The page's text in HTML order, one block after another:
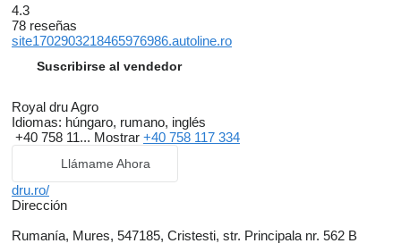
4.3
78 reseñas
site1702903218465976986.autoline.ro
Suscribirse al vendedor
Royal dru Agro
Idiomas: húngaro, rumano, inglés
+40 758 11... Mostrar +40 758 117 334
Llámame Ahora
dru.ro/
Dirección
Rumanía, Mures, 547185, Cristesti, str. Principala nr. 562 B